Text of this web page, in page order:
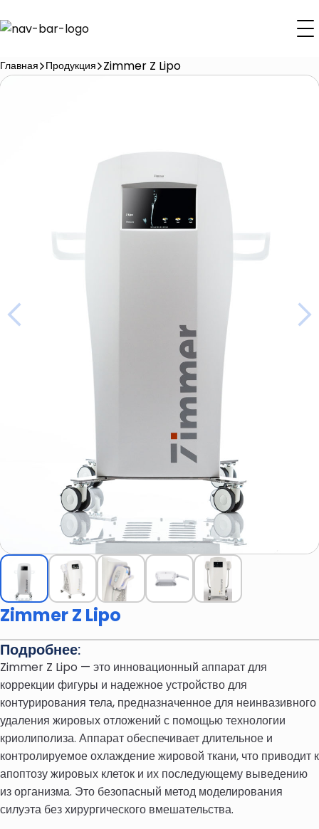
Главная Продукция Zimmer Z Lipo
Zimmer Z Lipo
Подробнее:
Zimmer Z Lipo — это инновационный аппарат для
коррекции фигуры и надежное устройство для
контурирования тела, предназначенное для неинвазивного
удаления жировых отложений с помощью технологии
криолиполиза. Аппарат обеспечивает длительное и
контролируемое охлаждение жировой ткани, что приводит к
апоптозу жировых клеток и их последующему выведению
из организма. Это безопасный метод моделирования
силуэта без хирургического вмешательства.